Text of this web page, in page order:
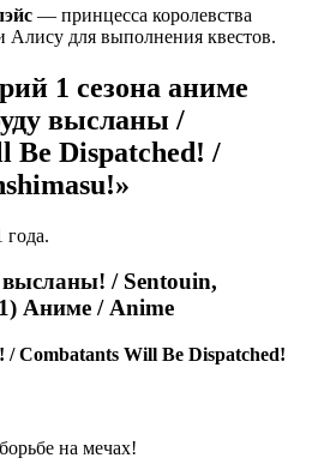
— принцесса королевства
Алису для выполнения квестов.
1 сезона аниме
высланы /
Be Dispatched! /
года.
/ Sentouin,
Аниме / Anime
Combatants Will Be Dispatched!
на мечах!